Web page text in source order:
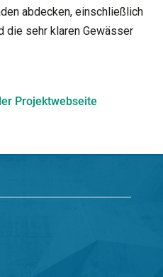
abdecken, einschließlich
die sehr klaren Gewässer
Projektwebseite